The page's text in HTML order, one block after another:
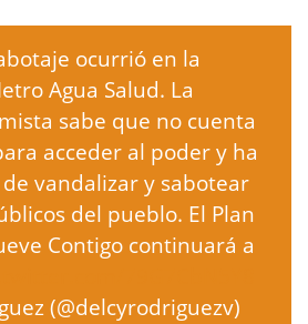
ocurrió en la
Agua Salud. La
sabe que no cuenta
acceder al poder y ha
vandalizar y sabotear
del pueblo. El Plan
Contigo continuará a
(@delcyrodriguezv)